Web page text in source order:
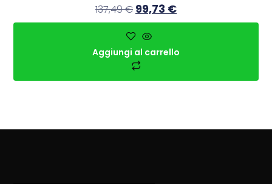
137,49€ 99,73 €
Aggiungi al carrello